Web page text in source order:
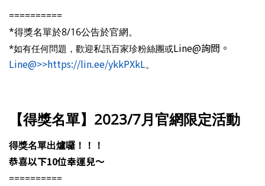
==========
*得獎名單於8/16公告於官網。
*如有任何問題，歡迎私訊百家珍粉絲團或Line@詢問。
Line@>>https://lin.ee/ykkPXkL。
【得獎名單】2023/7月官網限定活動
得獎名單出爐囉！！！
恭喜以下10位幸運兒～
==========